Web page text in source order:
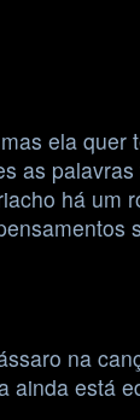
ela quer
as
há um
na
ainda está